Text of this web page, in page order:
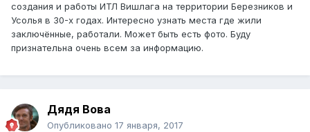
создания и работы ИТЛ Вишлага на территории Березников и
Усолья в 30-х годах. Интересно узнать места где жили
заключённые, работали. Может быть есть фото. Буду
признательна очень всем за информацию.
Дядя Вова
Опубликовано 17 января, 2017